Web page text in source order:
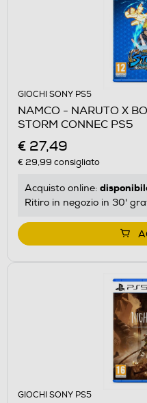
GIOCHI SONY PS5
NAMCO - NARUTO X
STORM CONNEC PS5
€ 27,49
€ 29,99 consigliato
Acquisto online:
Ritiro in negozio in 30'
GIOCHI SONY PS5